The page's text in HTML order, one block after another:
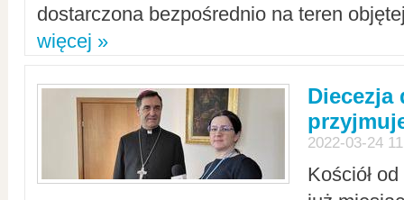
dostarczona bezpośrednio na teren
więcej »
Diecezja
2022-03-24
Kościół